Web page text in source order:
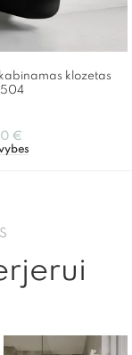
klozetas
€